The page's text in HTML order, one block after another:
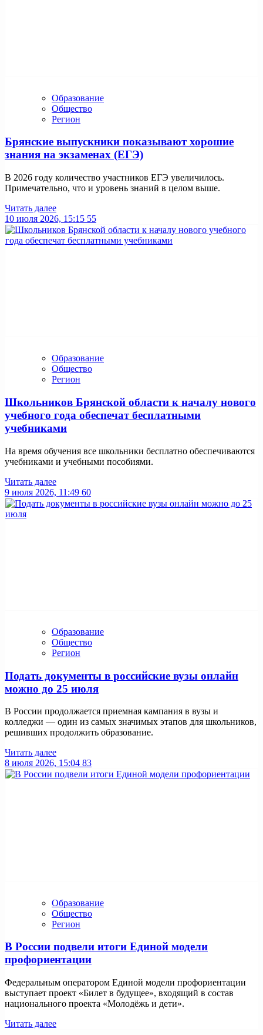
Образование
Общество
Регион
Брянские выпускники показывают хорошие
знания на экзаменах (ЕГЭ)
В 2026 году количество участников ЕГЭ увеличилось.
Примечательно, что и уровень знаний в целом выше.
Читать далее
10 июля 2026, 15:15 55
Образование
Общество
Регион
Школьников Брянской области к началу нового
учебного года обеспечат бесплатными
учебниками
На время обучения все школьники бесплатно обеспечиваются
учебниками и учебными пособиями.
Читать далее
9 июля 2026, 11:49 60
Образование
Общество
Регион
Подать документы в российские вузы онлайн
можно до 25 июля
В России продолжается приемная кампания в вузы и
колледжи — один из самых значимых этапов для школьников,
решивших продолжить образование.
Читать далее
8 июля 2026, 15:04 83
Образование
Общество
Регион
В России подвели итоги Единой модели
профориентации
Федеральным оператором Единой модели профориентации
выступает проект «Билет в будущее», входящий в состав
национального проекта «Молодёжь и дети».
Читать далее